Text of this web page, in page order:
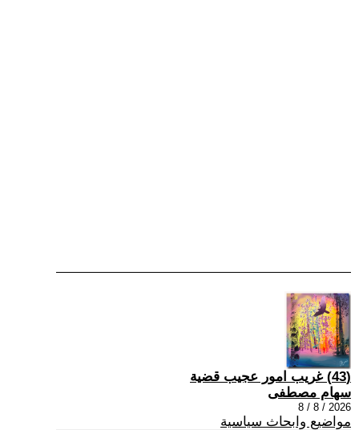
(43) غريب امور عجيب قضية
سهام مصطفى
2026 / 8 / 8
مواضيع وابحاث سياسية